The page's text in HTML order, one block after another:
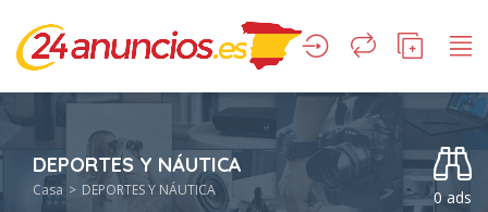
DEPORTES Y NÁUTICA
Casa DEPORTES Y NÁUTICA 0 ads